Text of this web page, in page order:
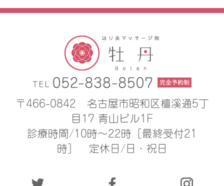
〒466-0842
名古屋市昭和区檀溪通5丁
目17 青山ビル1F
診療時間/10時〜22時［最終受付21
時］
定休日/日・祝日